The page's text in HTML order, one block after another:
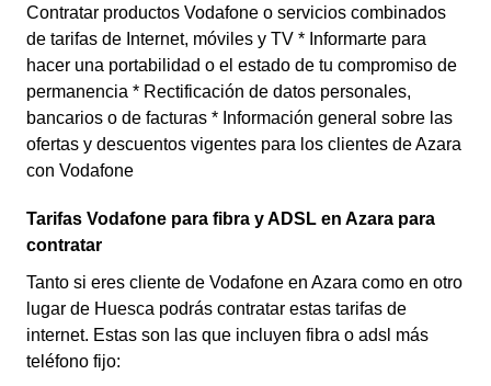
Contratar productos Vodafone o servicios combinados
de tarifas de Internet, móviles y TV * Informarte para
hacer una portabilidad o el estado de tu compromiso de
permanencia * Rectificación de datos personales,
bancarios o de facturas * Información general sobre las
ofertas y descuentos vigentes para los clientes de Azara
con Vodafone
Tarifas Vodafone para fibra y ADSL en Azara para
contratar
Tanto si eres cliente de Vodafone en Azara como en otro
lugar de Huesca podrás contratar estas tarifas de
internet. Estas son las que incluyen fibra o adsl más
teléfono fijo: